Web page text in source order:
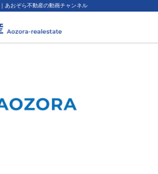
あおぞら不動産の動画チャンネル